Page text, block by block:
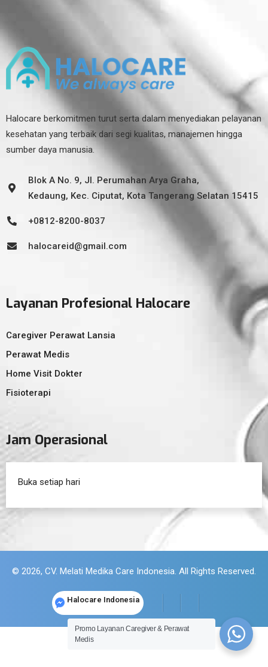
Halocare berkomitmen turut serta dalam menyediakan pelayanan
kesehatan yang terbaik dari segi kualitas, manajemen hingga
sumber daya manusia.
Blok A No. 9, Jl. Perumahan Arya Graha,
Kedaung, Kec. Ciputat, Kota Tangerang Selatan 15415
+0812-8200-8037
halocareid@gmail.com
Layanan Profesional Halocare
Caregiver Perawat Lansia
Perawat Medis
Home Visit Dokter
Fisioterapi
Jam Operasional
Buka setiap hari
© 2026, CV. Melati Medika Care Indonesia. All Rights Reserved.
Halocare Indonesia
Promo Layanan Caregiver & Perawat
Medis